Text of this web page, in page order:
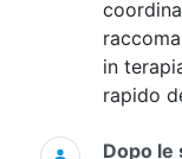
in
rapido
Dopo le